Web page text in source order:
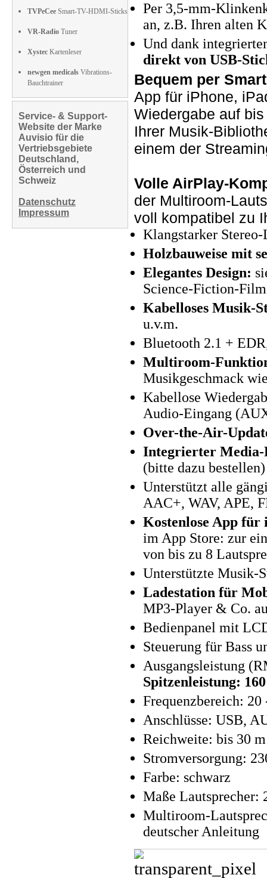
TVPeCee Smart-TV-HDMI-Sticks
VR-Radio Tuner
Xystec Kartenleser
newgen medicals Vibrations-
Bauchtrainer
Service- & Support-
Website der Marke
Auvisio für die
Vertriebsgebiete
Deutschland,
Österreich und
Schweiz
Datenschutz
Impressum
Per 3,5-mm-
an, z.B. Ihren alten
Und dank
direkt von USB-
Bequem per
App für iPhone,
Wiedergabe auf
Ihrer Musik-
einem der
Volle AirPlay-
der Multiroom-
voll kompatibel zu
Klangstarker
Holzbauweise mit
Elegantes Design:
Science-Fiction-Film
Kabelloses Musik-
u.v.m.
Bluetooth 2.1 +
Multiroom-
Musikgeschmack
Kabellose
Audio-Eingang
Over-the-Air-
Integrierter Media-
(bitte dazu bestellen)
Unterstützt alle
AAC+, WAV, APE,
Kostenlose App für
im App Store: zur
von bis zu 8
Unterstützte Musik-
Ladestation für
MP3-Player & Co.
Bedienpanel mit
Steuerung für Bass
Ausgangsleistung
Spitzenleistung:
Frequenzbereich: 20
Anschlüsse: USB,
Reichweite: bis 30
Stromversorgung:
Farbe: schwarz
Maße Lautsprecher:
Multiroom-
deutscher Anleitung